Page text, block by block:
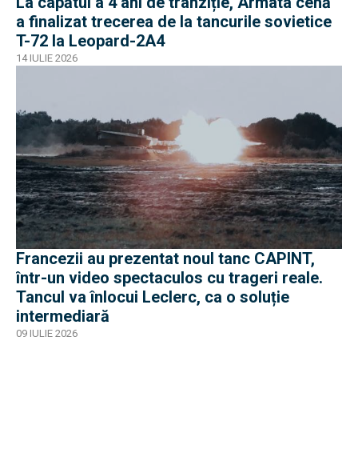
a finalizat trecerea de la tancurile sovietice
T-72 la Leopard-2A4
14 IULIE 2026
Francezii au prezentat noul tanc CAPINT,
într-un video spectaculos cu trageri reale.
Tancul va înlocui Leclerc, ca o soluție
intermediară
09 IULIE 2026